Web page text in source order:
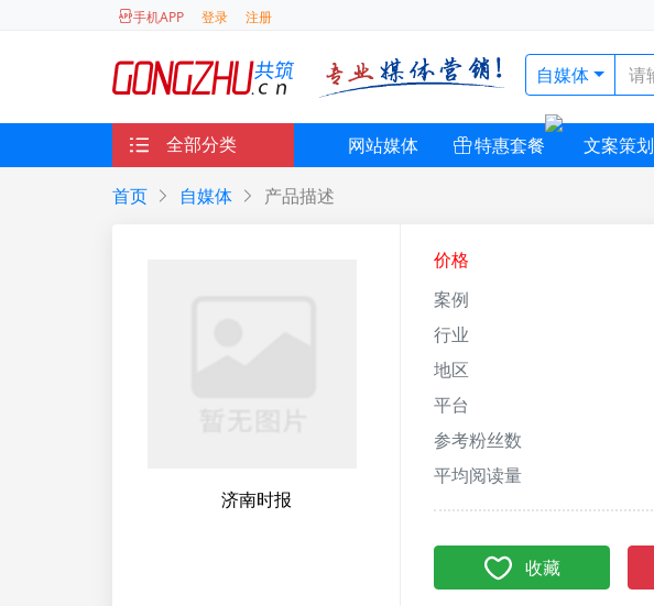
手机APP 登录 注册
自媒体
全部分类 网站媒体 特惠套餐 文案策划
首页 自媒体 产品描述
济南时报
价格
案例
行业
地区
平台
参考粉丝数
平均阅读量
收藏